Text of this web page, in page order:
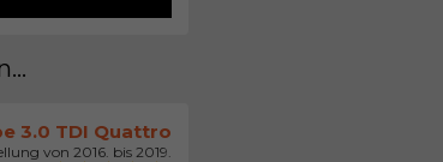
3.0 TDI Quattro
von 2016. bis 2019.